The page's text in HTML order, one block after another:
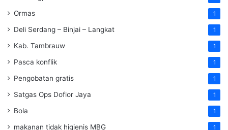
Ormas 1
Deli Serdang – Binjai – Langkat 1
Kab. Tambrauw 1
Pasca konflik 1
Pengobatan gratis 1
Satgas Ops Dofior Jaya 1
Bola 1
makanan tidak higienis MBG 1